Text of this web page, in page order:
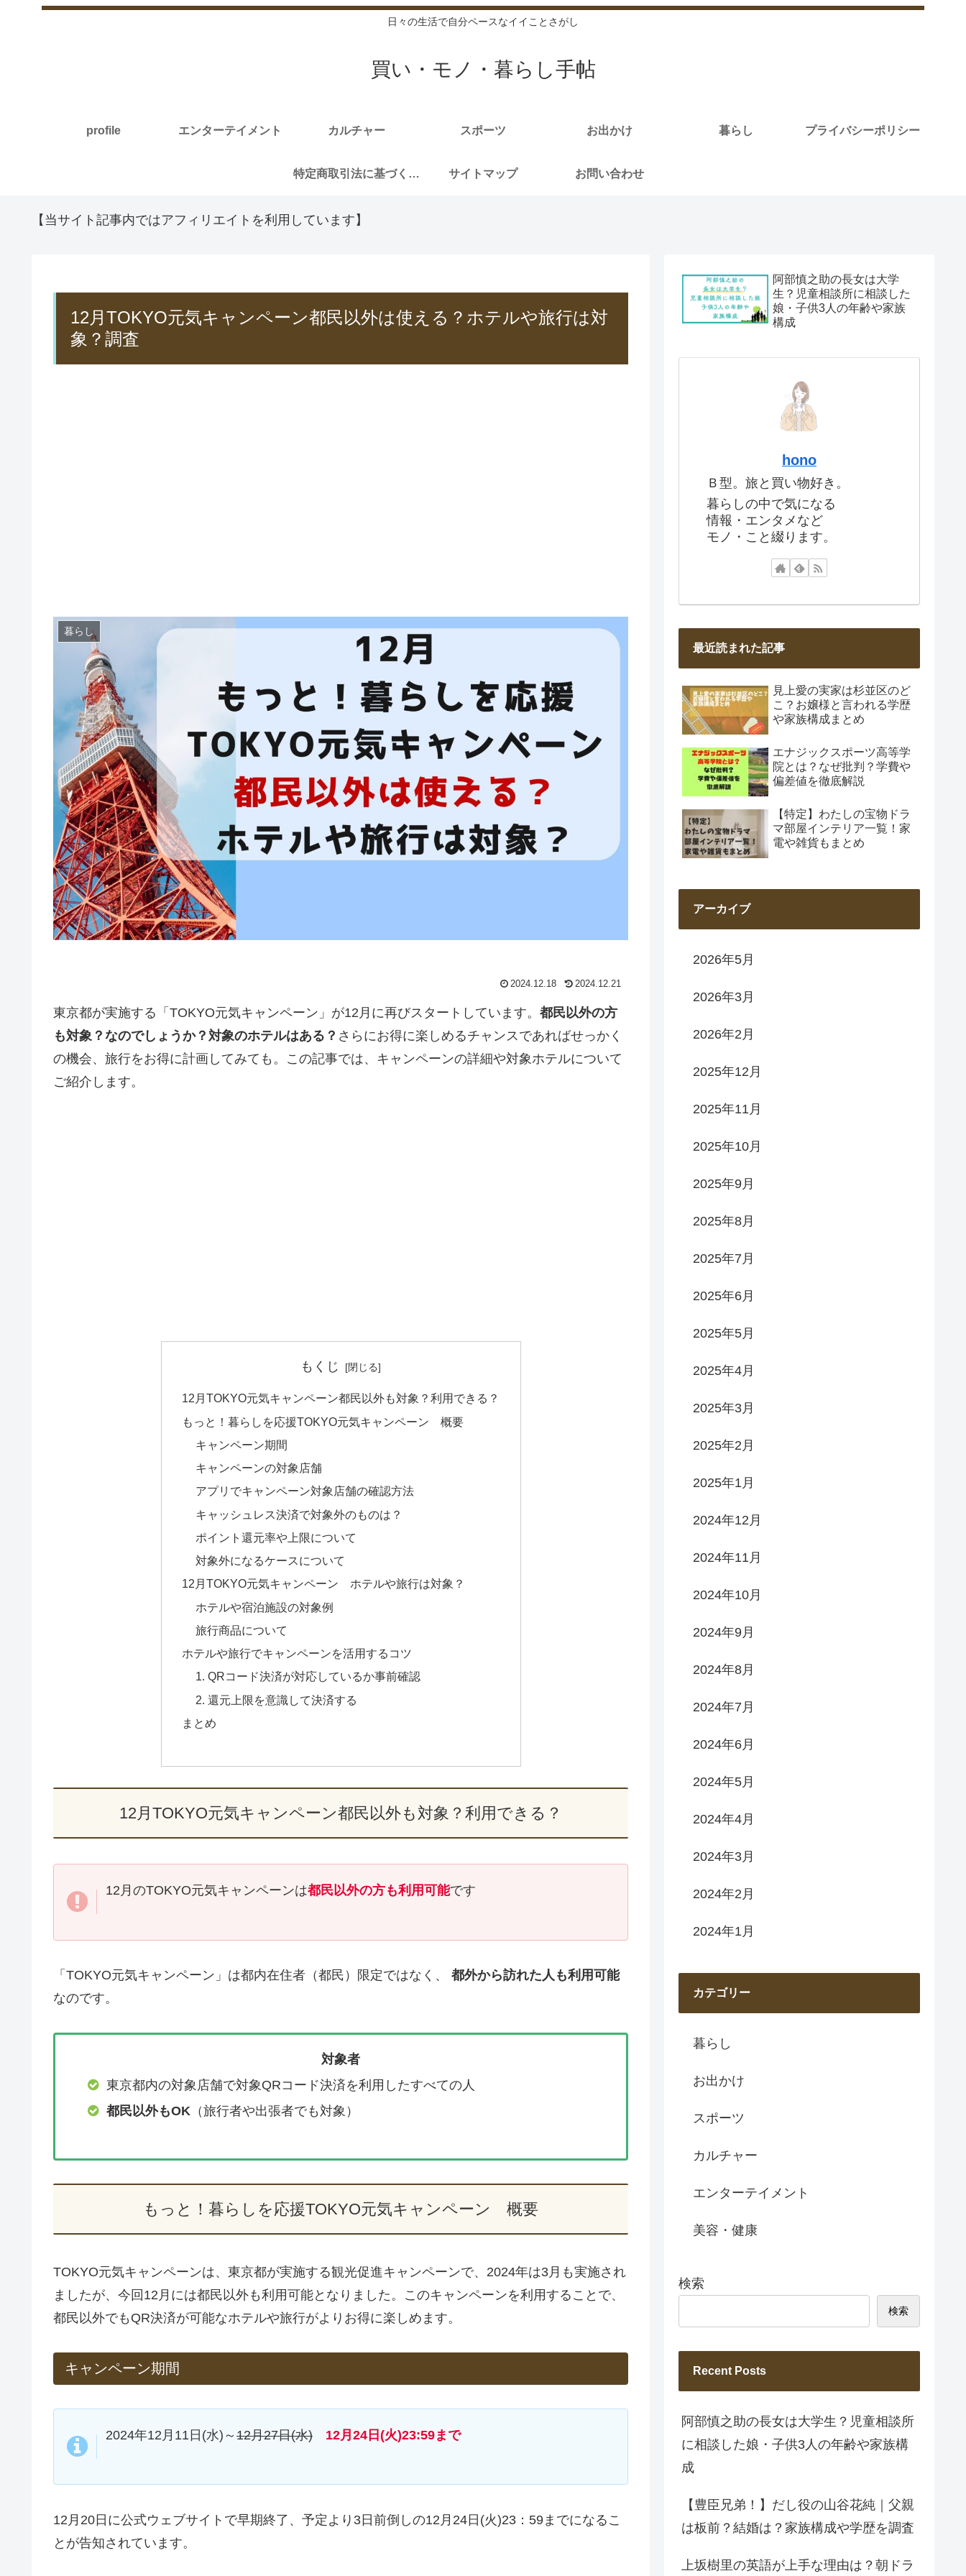
日々の生活で自分ペースなイイことさがし
買い・モノ・暮らし手帖
profile エンターテイメント カルチャー スポーツ お出かけ 暮らし プライバシーポリシー
特定商取引法に基づく表記 サイトマップ お問い合わせ
【当サイト記事内ではアフィリエイトを利用しています】
12月TOKYO元気キャンペーン都民以外は使える？ホテルや旅行は対
象？調査
暮らし
2024.12.18 2024.12.21
東京都が実施する「TOKYO元気キャンペーン」が12月に再びスタートしています。 都民以外の方
も対象？なのでしょうか？対象のホテルはある？ さらにお得に楽しめるチャンスであればせっかく
の機会、旅行をお得に計画してみても。この記事では、キャンペーンの詳細や対象ホテルについて
ご紹介します。
もくじ
12月TOKYO元気キャンペーン都民以外も対象？利用できる？
もっと！暮らしを応援TOKYO元気キャンペーン 概要
キャンペーン期間
キャンペーンの対象店舗
アプリでキャンペーン対象店舗の確認方法
キャッシュレス決済で対象外のものは？
ポイント還元率や上限について
対象外になるケースについて
12月TOKYO元気キャンペーン ホテルや旅行は対象？
ホテルや宿泊施設の対象例
旅行商品について
ホテルや旅行でキャンペーンを活用するコツ
1. QRコード決済が対応しているか事前確認
2. 還元上限を意識して決済する
まとめ
12月TOKYO元気キャンペーン都民以外も対象？利用できる？
12月のTOKYO元気キャンペーンは都民以外の方も利用可能です
「TOKYO元気キャンペーン」は都内在住者（都民）限定ではなく、 都外から訪れた人も利用可能
なのです。
対象者
東京都内の対象店舗で対象QRコード決済を利用したすべての人
都民以外もOK （旅行者や出張者でも対象）
もっと！暮らしを応援TOKYO元気キャンペーン 概要
TOKYO元気キャンペーンは、東京都が実施する観光促進キャンペーンで、2024年は3月も実施され
ましたが、今回12月には都民以外も利用可能となりました。このキャンペーンを利用することで、
都民以外でもQR決済が可能なホテルや旅行がよりお得に楽しめます。
キャンペーン期間
2024年12月11日(水)～ 12月27日(水) 12月24日(火)23:59まで
12月20日に公式ウェブサイトで早期終了、予定より3日前倒しの12月24日(火)23：59までになるこ
とが告知されています。
阿部慎之助の長女は大学
生？児童相談所に相談した
娘・子供3人の年齢や家族
構成
hono
Ｂ型。旅と買い物好き。
暮らしの中で気になる
情報・エンタメなど
モノ・こと綴ります。
最近読まれた記事
見上愛の実家は杉並区のど
こ？お嬢様と言われる学歴
や家族構成まとめ
エナジックスポーツ高等学
院とは？なぜ批判？学費や
偏差値を徹底解説
【特定】わたしの宝物ドラ
マ部屋インテリア一覧！家
電や雑貨もまとめ
アーカイブ
2026年5月
2026年3月
2026年2月
2025年12月
2025年11月
2025年10月
2025年9月
2025年8月
2025年7月
2025年6月
2025年5月
2025年4月
2025年3月
2025年2月
2025年1月
2024年12月
2024年11月
2024年10月
2024年9月
2024年8月
2024年7月
2024年6月
2024年5月
2024年4月
2024年3月
2024年2月
2024年1月
カテゴリー
暮らし
お出かけ
スポーツ
カルチャー
エンターテイメント
美容・健康
検索
検索
Recent Posts
阿部慎之助の長女は大学生？児童相談所
に相談した娘・子供3人の年齢や家族構
成
【豊臣兄弟！】だし役の山谷花純｜父親
は板前？結婚は？家族構成や学歴を調査
上坂樹里の英語が上手な理由は？朝ドラ